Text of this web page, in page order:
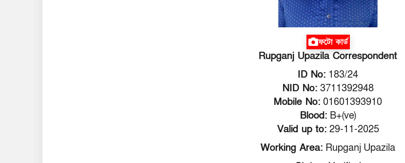
ফটো কার্ড
Rupganj Upazila Correspondent
ID No: 183/24
NID No: 3711392948
Mobile No: 01601393910
Blood: B+(ve)
Valid up to: 29-11-2025
Working Area: Rupganj Upazila